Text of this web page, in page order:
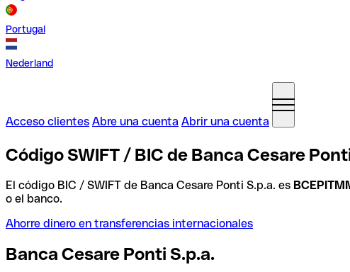
Portugal
Nederland
Acceso clientes Abre una cuenta Abrir una cuenta
Código SWIFT / BIC de Banca Cesare
El código BIC / SWIFT de Banca Cesare Ponti S.p.a. es
o el banco.
Ahorre dinero en transferencias internacionales
Banca Cesare Ponti S.p.a.